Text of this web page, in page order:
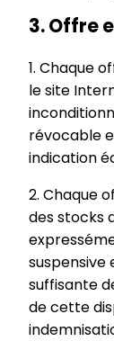
3. Offre
1. Chaque
le site
révocable
indication
2. Chaque
des stocks
suspensive
suffisante
de cette